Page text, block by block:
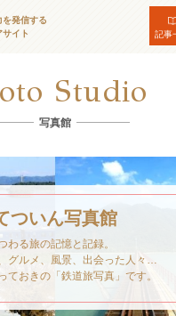
を発信する
サイト
記事
Studio
写真館
ついん写真館
わる旅の記憶と記録。
グルメ、風景、出会った人々…
ておきの「鉄道旅写真」です。